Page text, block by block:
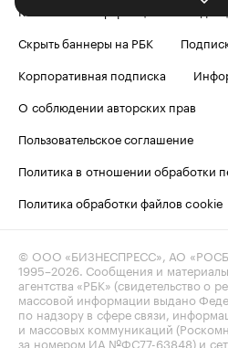
Контактная информация
Скрыть баннеры на РБК
Корпоративная подписка
О соблюдении авторских прав
Пользовательское соглашение
Политика в отношении обработки
Политика обработки файлов cookie
© ООО «БИЗНЕСПРЕСС», АО
1995–2026. Сообщения и
агентства «РБК» (свидетельство о
массовой информации выдано
по надзору в сфере связи,
и массовых коммуникаций
за номером ИА №ФС77-63848) и